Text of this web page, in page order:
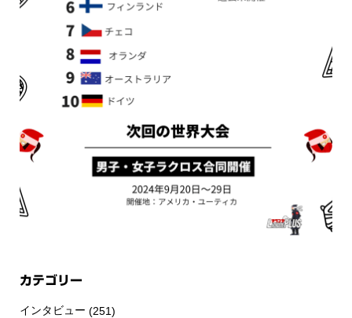
カテゴリー
インタビュー (251)